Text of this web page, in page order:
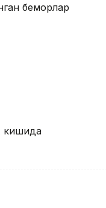
беморлар
кишида